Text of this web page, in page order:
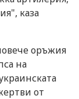
каза
оръжия
на
от